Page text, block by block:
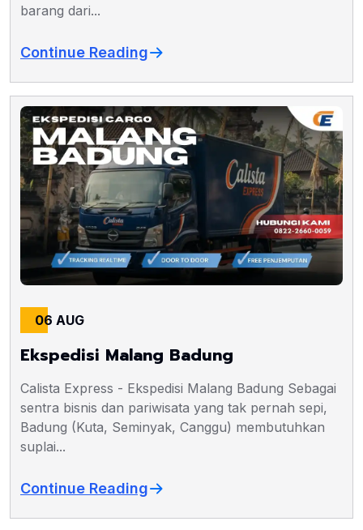
barang dari...
Continue Reading
06 AUG
Ekspedisi Malang Badung
Calista Express - Ekspedisi Malang Badung Sebagai
sentra bisnis dan pariwisata yang tak pernah sepi,
Badung (Kuta, Seminyak, Canggu) membutuhkan
suplai...
Continue Reading